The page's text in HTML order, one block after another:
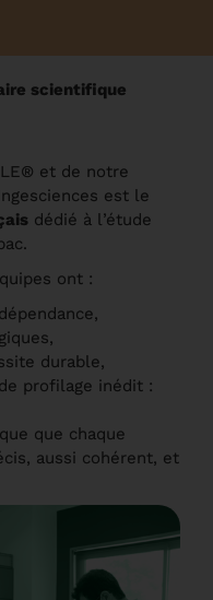
scientifique
® et de notre
Ingesciences est le
dédié à l’étude
ont :
durable,
profilage inédit :
que chaque
aussi cohérent, et